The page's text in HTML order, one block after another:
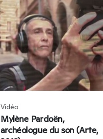
Vidéo
Mylène Pardoën,
archéologue du son (Arte,